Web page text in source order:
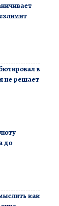
в
не решает
до
как